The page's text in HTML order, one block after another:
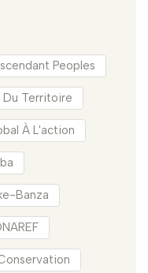
Peoples
Territoire
À L'action
Banza